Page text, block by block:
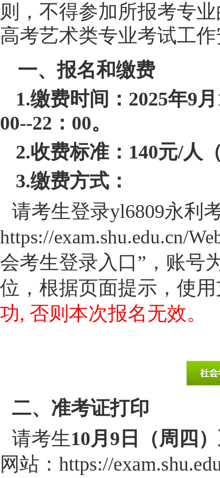
则，不得参加所报考专
高考艺术类专业考试工
一、报名和缴费
1.缴费时间：2025年9
00--22：00。
2.收费标准：140元/人
3.缴费方式：
请考生登录yl6809永利
https://exam.shu.edu.cn/
会考生登录入口”，账号
位，根据页面提示，使
功, 否则本次报名无效。
二、准考证打印
请考生10月9日（周四
网站：https://